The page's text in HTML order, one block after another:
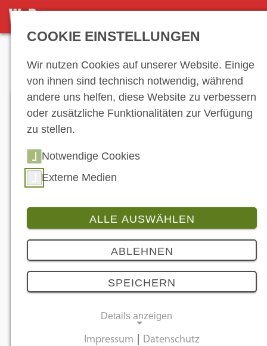
DETAILSEITE
3 Bilder
Die neue Ducati Multistrada V4 Rally
08.10.2025
Das Motorrad für grenzenlose Entdeckungsreisen.
COOKIE EINSTELLUNGEN
Wir nutzen Cookies auf unserer Website. Einige
von ihnen sind technisch notwendig, während
andere uns helfen, diese Website zu verbessern
oder zusätzliche Funktionalitäten zur Verfügung
zu stellen.
Notwendige Cookies
Externe Medien
ALLE AUSWÄHLEN
ABLEHNEN
SPEICHERN
Details anzeigen
Impressum Datenschutz